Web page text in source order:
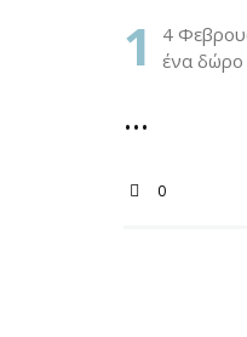
1
4
ένα δώρο
0